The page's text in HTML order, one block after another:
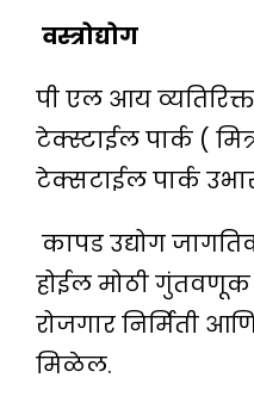
वस्त्रोद्योग
पी एल आय
टेक्स्टाईल पार्क (
टेक्सटाईल पार्क
कापड उद्योग
होईल मोठी
रोजगार निर्मिती
मिळेल.